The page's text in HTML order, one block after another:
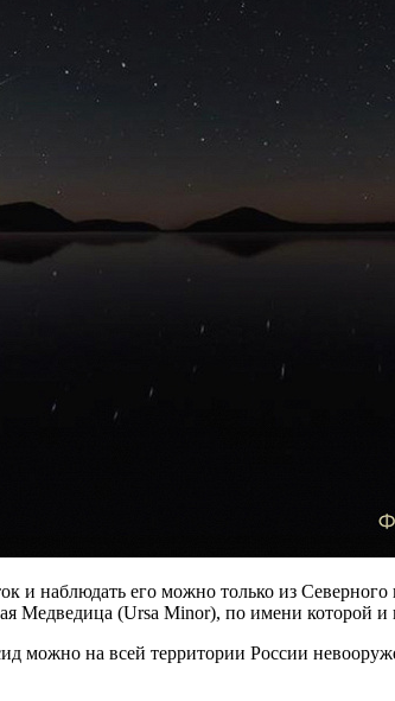
наблюдать его можно только из
Медведица (Ursa Minor), по имени которой и
можно на всей территории России